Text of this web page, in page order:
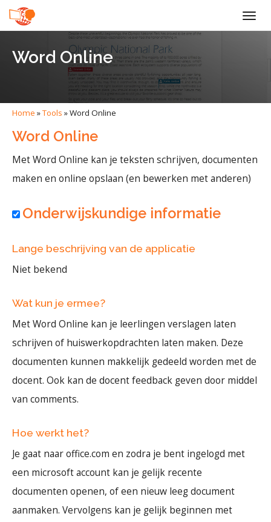
Word Online
Home »Tools »Word Online
Word Online
Met Word Online kan je teksten schrijven, documenten
maken en online opslaan (en bewerken met anderen)
Onderwijskundige informatie
Lange beschrijving van de applicatie
Niet bekend
Wat kun je ermee?
Met Word Online kan je leerlingen verslagen laten
schrijven of huiswerkopdrachten laten maken. Deze
documenten kunnen makkelijk gedeeld worden met de
docent. Ook kan de docent feedback geven door middel
van comments.
Hoe werkt het?
Je gaat naar office.com en zodra je bent ingelogd met
een microsoft account kan je gelijk recente
documenten openen, of een nieuw leeg document
aanmaken. Vervolgens kan je gelijk beginnen met